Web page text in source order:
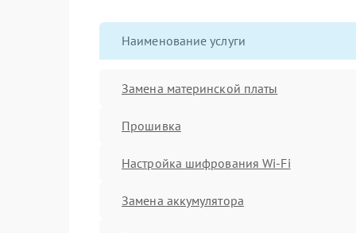
Наименование услуги
Замена материнской платы
Прошивка
Настройка шифрования Wi-Fi
Замена аккумулятора